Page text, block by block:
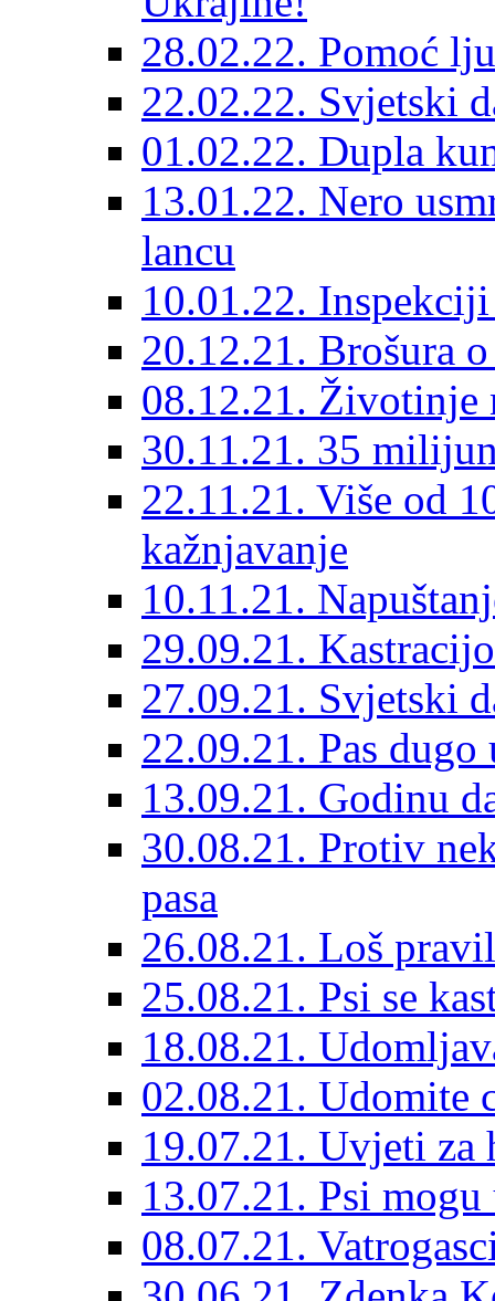
28.02.22. Pomoć
22.02.22. Svjetski
01.02.22. Dupla
13.01.22. Nero
lancu
10.01.22.
20.12.21. Brošura
08.12.21.
30.11.21. 35
22.11.21. Više od
kažnjavanje
10.11.21.
29.09.21.
27.09.21. Svjetski
22.09.21. Pas
13.09.21. Godinu
30.08.21. Protiv
pasa
26.08.21. Loš
25.08.21. Psi se
18.08.21.
02.08.21. Udomite
19.07.21. Uvjeti za
13.07.21. Psi
08.07.21.